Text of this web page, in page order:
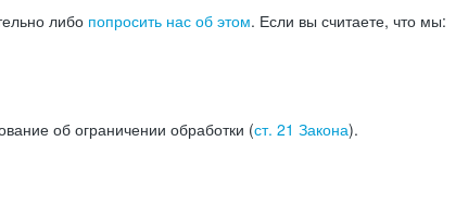
либо попросить нас об этом. Если вы считаете, что мы:
об ограничении обработки (ст. 21 Закона).